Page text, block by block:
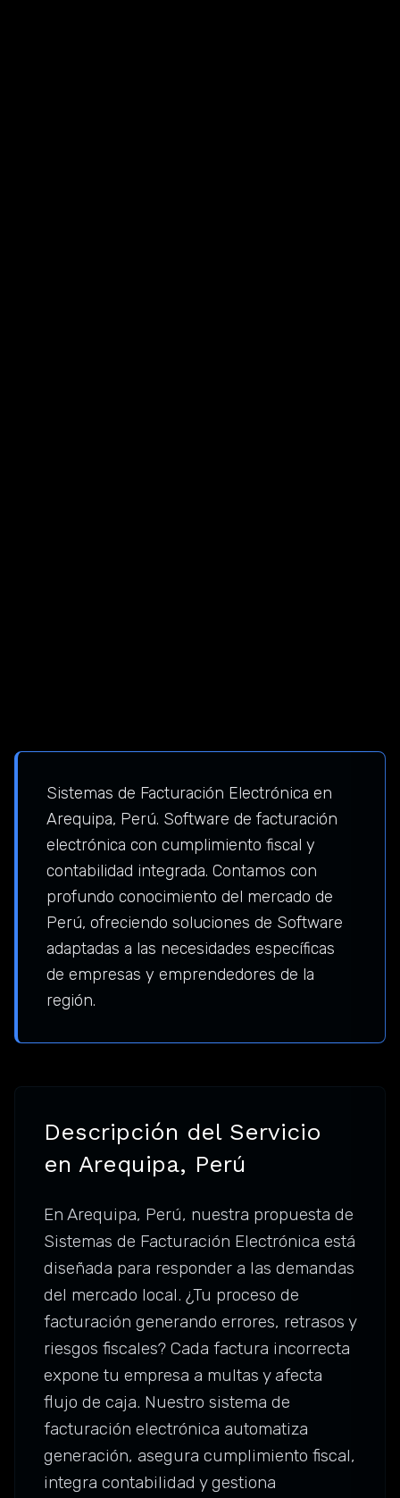
Sistemas de Facturación Electrónica en
Arequipa, Perú. Software de facturación
electrónica con cumplimiento fiscal y
contabilidad integrada. Contamos con
profundo conocimiento del mercado de
Perú, ofreciendo soluciones de Software
adaptadas a las necesidades específicas
de empresas y emprendedores de la
región.
Descripción del Servicio
en Arequipa, Perú
En Arequipa, Perú, nuestra propuesta de
Sistemas de Facturación Electrónica está
diseñada para responder a las demandas
del mercado local. ¿Tu proceso de
facturación generando errores, retrasos y
riesgos fiscales? Cada factura incorrecta
expone tu empresa a multas y afecta
flujo de caja. Nuestro sistema de
facturación electrónica automatiza
generación, asegura cumplimiento fiscal,
integra contabilidad y gestiona